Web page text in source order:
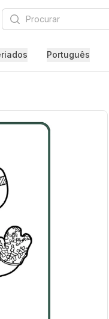
Procurar
Português